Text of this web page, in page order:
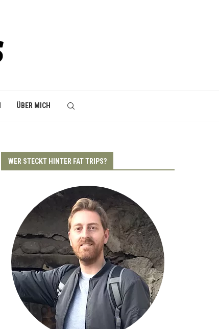
ÜBER MICH
WER STECKT HINTER FAT TRIPS?